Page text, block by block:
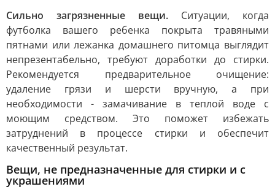
Сильно загрязненные вещи. Ситуации, когда
футболка вашего ребенка покрыта травяными
пятнами или лежанка домашнего питомца выглядит
непрезентабельно, требуют доработки до стирки.
Рекомендуется предварительное очищение:
удаление грязи и шерсти вручную, а при
необходимости - замачивание в теплой воде с
моющим средством. Это поможет избежать
затруднений в процессе стирки и обеспечит
качественный результат.
Вещи, не предназначенные для стирки и с
украшениями